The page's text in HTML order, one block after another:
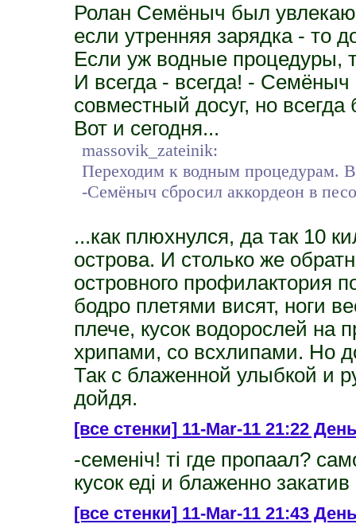
Ролан Семёныч был
если утренняя зарядка - то
Если уж водные процедуры,
И всегда - всегда! -
совместный досуг, но
Вот и сегодня...
massovik_zateinik:
Переходим к водным процедурам.
-Семёныч сбросил аккордеон в
...как плюхнулся, да так 10
острова. И столько же
островного профилактория
бодро плетями висят, ноги
плече, кусок водорослей на
хрипами, со всхлипами.
Так с блаженной улыбкой и
дойдя.
[все стенки]11-Mar-11 21:22
-семеніч! ті где пропаал?
кусок еді и блаженно
[все стенки]11-Mar-11 21:43